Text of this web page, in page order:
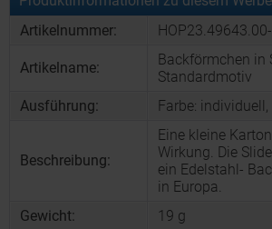
Artikelnummer:
Artikelname:
Backförmchen in
Standardmotiv
Ausführung:
Farbe:
Beschreibung:
Eine kleine
Wirkung. Die
ein Edelstahl-
in Europa.
Gewicht:
19 g